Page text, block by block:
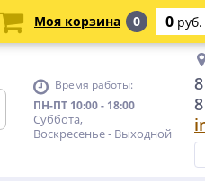
Время работы:
ПН-ПТ 10:00 - 18:00
Суббота,
Воскресенье - Выходной
Моя корзина 0 0 руб.